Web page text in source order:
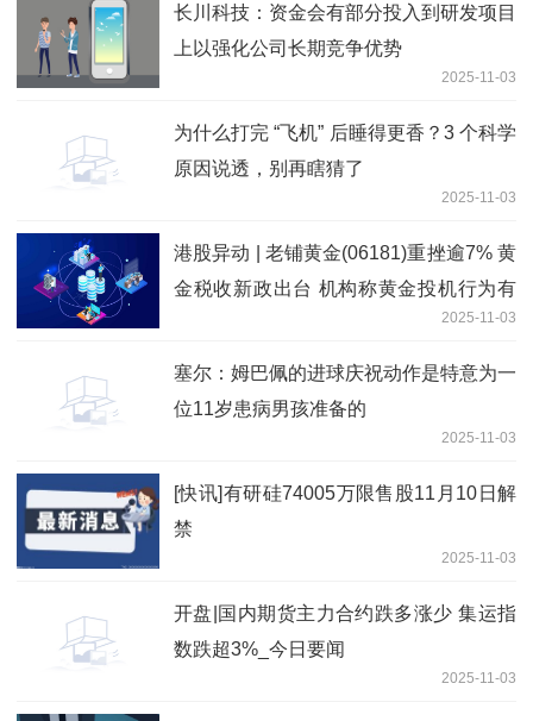
长川科技：资金会有部分投入到研发项目
上以强化公司长期竞争优势
2025-11-03
为什么打完 “飞机” 后睡得更香？3 个科学
原因说透，别再瞎猜了
2025-11-03
港股异动 | 老铺黄金(06181)重挫逾7% 黄
金税收新政出台 机构称黄金投机行为有
2025-11-03
塞尔：姆巴佩的进球庆祝动作是特意为一
位11岁患病男孩准备的
2025-11-03
[快讯]有研硅74005万限售股11月10日解
禁
2025-11-03
开盘|国内期货主力合约跌多涨少 集运指
数跌超3%_今日要闻
2025-11-03